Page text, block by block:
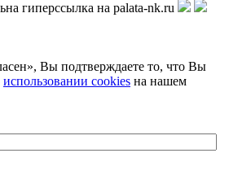
гиперссылка на palata-nk.ru
Вы подтверждаете то, что Вы
использовании cookies на нашем